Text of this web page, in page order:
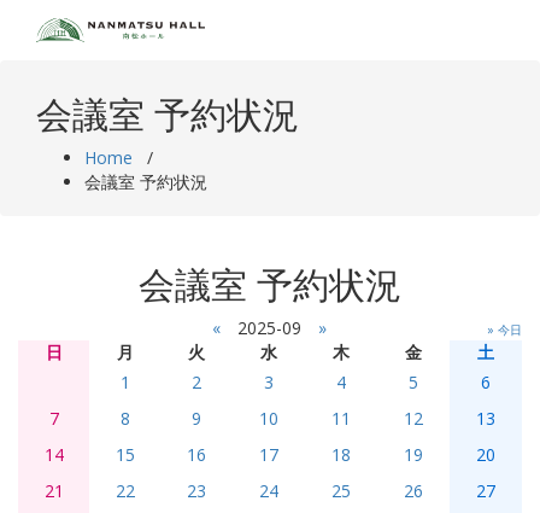
会議室 予約状況
Home /
会議室 予約状況
会議室 予約状況
« 2025-09 » » 今日
日 月 火 水 木 金
土
1
2 3 4 5
6
7
8 9 10 11 12
13
14
15 16 17 18 19
20
21
22 23 24 25 26
27